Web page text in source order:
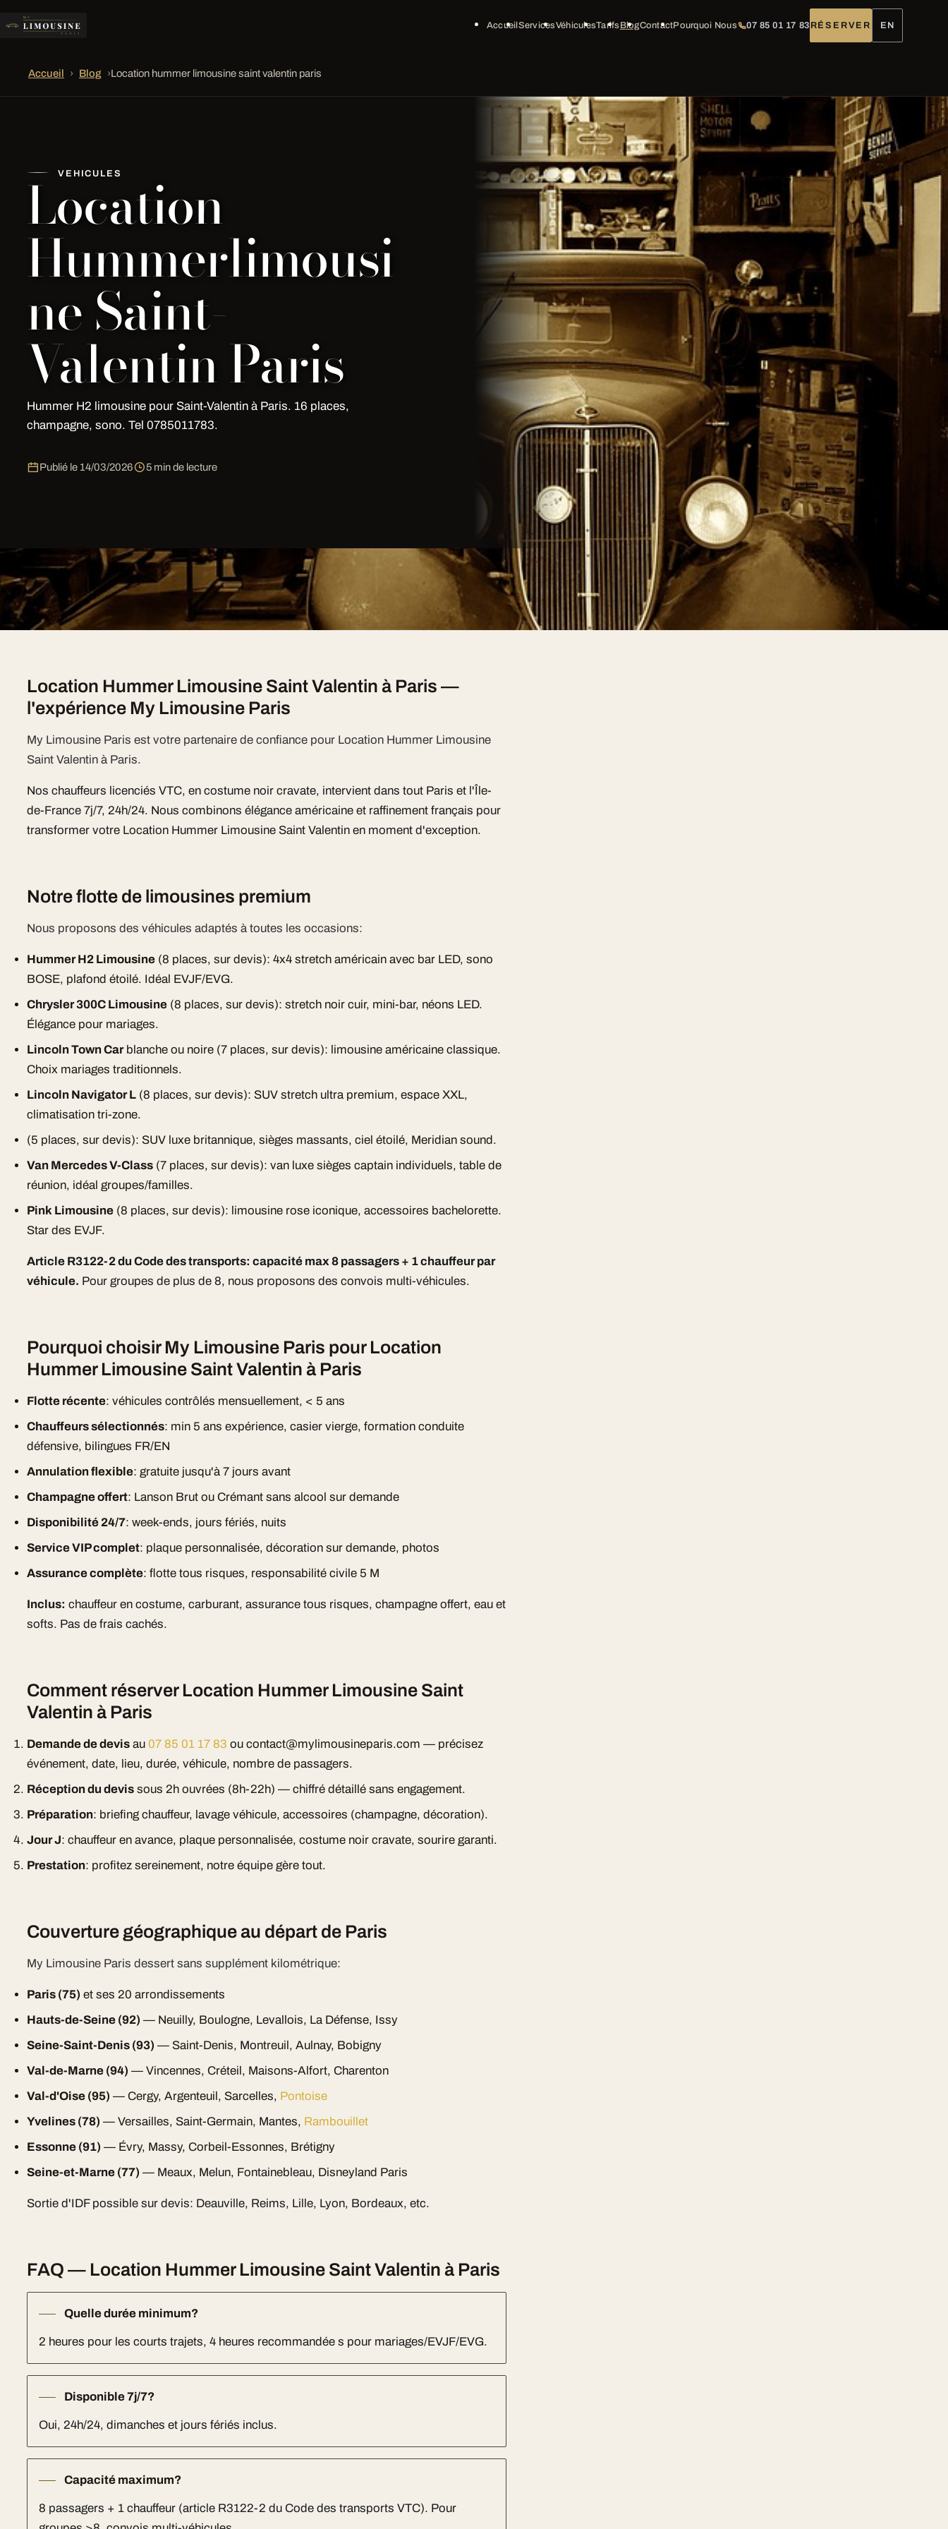
AccueilServicesVéhiculesTarifsBlogContactPourquoi Nous 07 85 01 17 83 RÉSERVER EN
Accueil › Blog ›Location hummer limousine saint valentin paris
VEHICULES
Location
Hummerlimousi
ne Saint-
Valentin Paris
Hummer H2 limousine pour Saint-Valentin à Paris. 16 places,
champagne, sono. Tel 0785011783.
Publié le 14/03/2026 5 min de lecture
Découvrez le service exclusif
Location Hummer Limousine Saint Valentin en limousine
à Paris
by My Limousine Paris: flotte premium 7j/7, chauffeur en costume, devis
transparent sous 2h au
07 85 01 17 83.
Location Hummer Limousine Saint Valentin à Paris —
l'expérience My Limousine Paris
My Limousine Paris est votre partenaire de confiance pour Location Hummer Limousine
Saint Valentin à Paris.
Nos chauffeurs licenciés VTC, en costume noir cravate, intervient dans tout Paris et l'Île-
de-France 7j/7, 24h/24. Nous combinons élégance américaine et raffinement français pour
transformer votre Location Hummer Limousine Saint Valentin en moment d'exception.
Notre flotte de limousines premium
Nous proposons des véhicules adaptés à toutes les occasions:
Hummer H2 Limousine (8 places, sur devis): 4x4 stretch américain avec bar LED, sono
BOSE, plafond étoilé. Idéal EVJF/EVG.
Chrysler 300C Limousine (8 places, sur devis): stretch noir cuir, mini-bar, néons LED.
Élégance pour mariages.
Lincoln Town Carblanche ou noire (7 places, sur devis): limousine américaine classique.
Choix mariages traditionnels.
Lincoln Navigator L (8 places, sur devis): SUV stretch ultra premium, espace XXL,
climatisation tri-zone.
(5 places, sur devis): SUV luxe britannique, sièges massants, ciel étoilé, Meridian sound.
Van Mercedes V-Class (7 places, sur devis): van luxe sièges captain individuels, table de
réunion, idéal groupes/familles.
Pink Limousine (8 places, sur devis): limousine rose iconique, accessoires bachelorette.
Star des EVJF.
Article R3122-2 du Code des transports: capacité max 8 passagers + 1 chauffeur par
véhicule. Pour groupes de plus de 8, nous proposons des convois multi-véhicules.
Pourquoi choisir My Limousine Paris pour Location
Hummer Limousine Saint Valentin à Paris
Flotte récente: véhicules contrôlés mensuellement, < 5 ans
Chauffeurs sélectionnés: min 5 ans expérience, casier vierge, formation conduite
défensive, bilingues FR/EN
Annulation flexible: gratuite jusqu'à 7 jours avant
Champagne offert: Lanson Brut ou Crémant sans alcool sur demande
Disponibilité 24/7: week-ends, jours fériés, nuits
Service VIP complet: plaque personnalisée, décoration sur demande, photos
Assurance complète: flotte tous risques, responsabilité civile 5 M
Inclus: chauffeur en costume, carburant, assurance tous risques, champagne offert, eau et
softs. Pas de frais cachés.
Comment réserver Location Hummer Limousine Saint
Valentin à Paris
Demande de devis au07 85 01 17 83 ou contact@mylimousineparis.com — précisez
événement, date, lieu, durée, véhicule, nombre de passagers.
Réception du devis sous 2h ouvrées (8h-22h) — chiffré détaillé sans engagement.
Préparation: briefing chauffeur, lavage véhicule, accessoires (champagne, décoration).
Jour J: chauffeur en avance, plaque personnalisée, costume noir cravate, sourire garanti.
Prestation: profitez sereinement, notre équipe gère tout.
Couverture géographique au départ de Paris
My Limousine Paris dessert sans supplément kilométrique:
Paris (75) et ses 20 arrondissements
Hauts-de-Seine (92) — Neuilly, Boulogne, Levallois, La Défense, Issy
Seine-Saint-Denis (93) — Saint-Denis, Montreuil, Aulnay, Bobigny
Val-de-Marne (94) — Vincennes, Créteil, Maisons-Alfort, Charenton
Val-d'Oise (95) — Cergy, Argenteuil, Sarcelles, Pontoise
Yvelines (78) — Versailles, Saint-Germain, Mantes, Rambouillet
Essonne (91) — Évry, Massy, Corbeil-Essonnes, Brétigny
Seine-et-Marne (77) — Meaux, Melun, Fontainebleau, Disneyland Paris
Sortie d'IDF possible sur devis: Deauville, Reims, Lille, Lyon, Bordeaux, etc.
FAQ — Location Hummer Limousine Saint Valentin à Paris
Quelle durée minimum?
2 heures pour les courts trajets, 4 heures recommandée s pour mariages/EVJF/EVG.
Disponible 7j/7?
Oui, 24h/24, dimanches et jours fériés inclus.
Capacité maximum?
8 passagers + 1 chauffeur (article R3122-2 du Code des transports VTC). Pour